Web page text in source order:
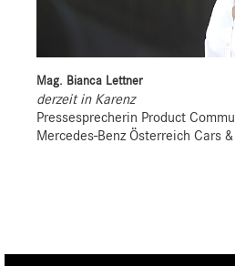
Mag. Bianca Lettner
derzeit in Karenz
Pressesprecherin Product
Mercedes-Benz Österreich Cars